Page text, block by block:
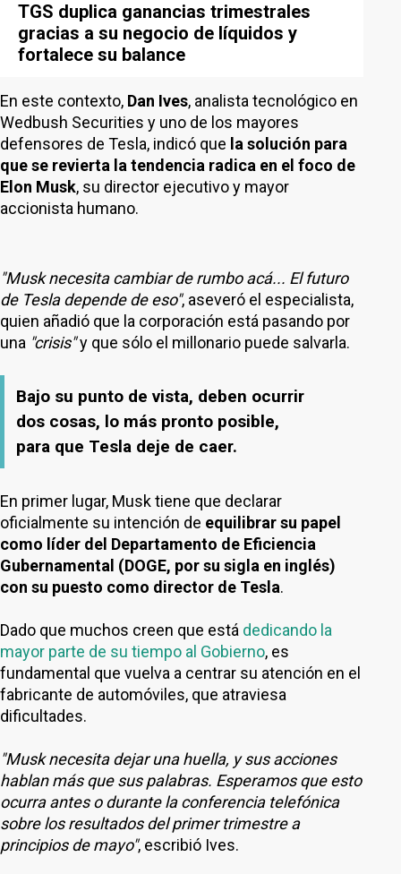
TGS duplica ganancias trimestrales
gracias a su negocio de líquidos y
fortalece su balance
En este contexto, Dan Ives, analista tecnológico en
Wedbush Securities y uno de los mayores
defensores de Tesla, indicó que la solución para
que se revierta la tendencia radica en el foco de
Elon Musk, su director ejecutivo y mayor
accionista humano.
"Musk necesita cambiar de rumbo acá... El futuro
de Tesla depende de eso", aseveró el especialista,
quien añadió que la corporación está pasando por
una "crisis"y que sólo el millonario puede salvarla.
Bajo su punto de vista, deben ocurrir
dos cosas, lo más pronto posible,
para que Tesla deje de caer.
En primer lugar, Musk tiene que declarar
oficialmente su intención de equilibrar su papel
como líder del Departamento de Eficiencia
Gubernamental (DOGE, por su sigla en inglés)
con su puesto como director de Tesla.
Dado que muchos creen que está dedicando la
mayor parte de su tiempo al Gobierno, es
fundamental que vuelva a centrar su atención en el
fabricante de automóviles, que atraviesa
dificultades.
"Musk necesita dejar una huella, y sus acciones
hablan más que sus palabras. Esperamos que esto
ocurra antes o durante la conferencia telefónica
sobre los resultados del primer trimestre a
principios de mayo", escribió Ives.